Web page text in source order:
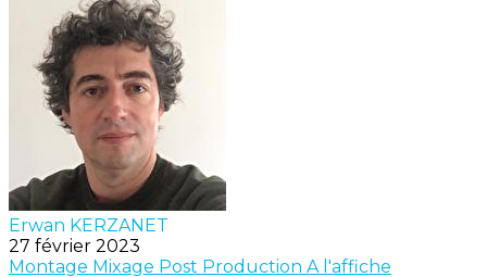
Erwan KERZANET
27 février 2023
Montage Mixage Post Production A l'affiche